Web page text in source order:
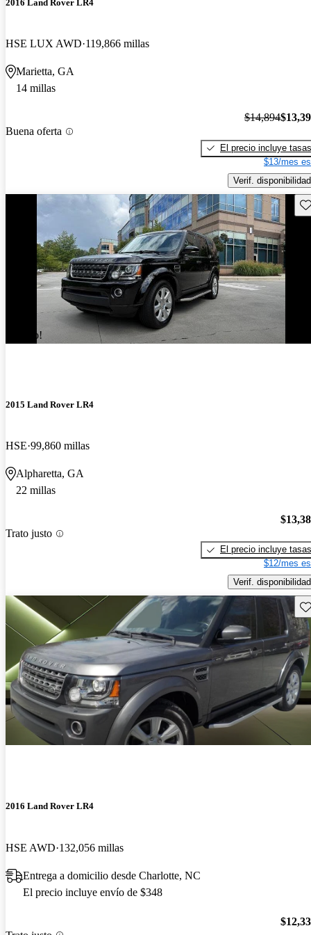
2016 Land Rover LR4
HSE LUX AWD 119,866 millas
Marietta, GA
14 millas
Buena oferta
$14,894
El precio incluye tasas
$13/mes
Verif. disponibilidad
¡Nuevo!
2015 Land Rover LR4
HSE 99,860 millas
Alpharetta, GA
22 millas
Trato justo
El precio incluye tasas
$12/mes
Verif. disponibilidad
2016 Land Rover LR4
HSE AWD 132,056 millas
Entrega a domicilio desde Charlotte, NC
El precio incluye envío de $348